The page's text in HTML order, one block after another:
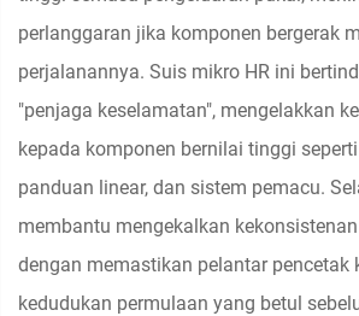
perlanggaran jika komponen bergerak
perjalanannya. Suis mikro HR ini
"penjaga keselamatan", mengelakkan
kepada komponen bernilai tinggi
panduan linear, dan sistem pemacu.
membantu mengekalkan
dengan memastikan pelantar pencetak
kedudukan permulaan yang betul